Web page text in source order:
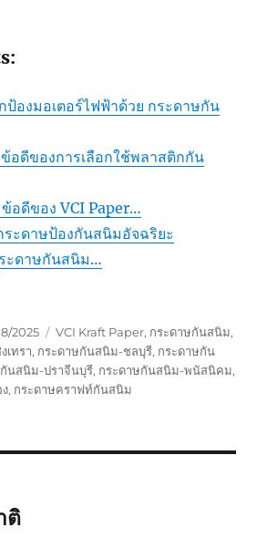
ป้องมอเตอร์ไฟฟ้าด้วย กระดาษกัน
อดีของการเลือกใช้พลาสติกกัน
อดีของ VCI Paper…
ะดาษป้องกันสนิมอัจฉริยะ
ะดาษกันสนิม…
2025 Tags
VCI Kraft Paper, กระดาษกันสนิม,
เทรา, กระดาษกันสนิม-ชลบุรี, กระดาษกัน
นสนิม-ปราจีนบุรี, กระดาษกันสนิม-พนัสนิคม,
, กระดาษคราฟท์กันสนิม
ติ